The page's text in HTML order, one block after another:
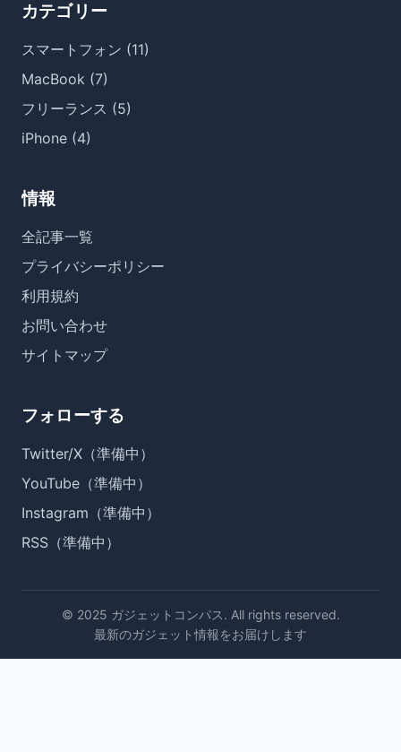
カテゴリー
スマートフォン (11)
MacBook (7)
フリーランス (5)
iPhone (4)
情報
全記事一覧
プライバシーポリシー
利用規約
お問い合わせ
サイトマップ
フォローする
Twitter/X（準備中）
YouTube（準備中）
Instagram（準備中）
RSS（準備中）
© 2025 ガジェットコンパス. All rights reserved.
最新のガジェット情報をお届けします